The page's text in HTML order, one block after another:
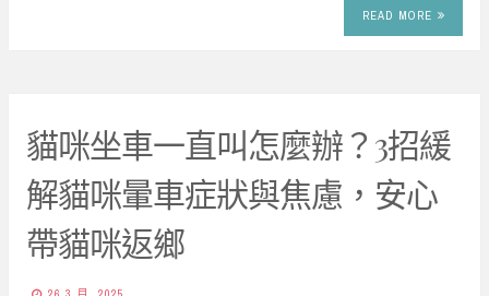
READ MORE
貓咪坐車一直叫怎麼辦？3招緩
解貓咪暈車症狀與焦慮，安心
帶貓咪返鄉